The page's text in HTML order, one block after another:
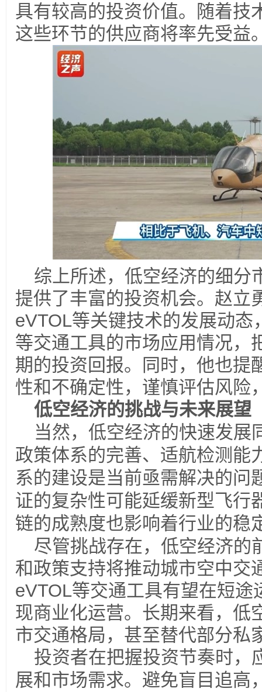
具有较高的投资价值。随着技
这些环节的供应商将率先受益
综上所述，低空经济的细分
提供了丰富的投资机会。赵立
eVTOL等关键技术的发展动态
等交通工具的市场应用情况，
期的投资回报。同时，他也提
性和不确定性，谨慎评估风险
低空经济的挑战与未来展望
当然，低空经济的快速发展
政策体系的完善、适航检测能
系的建设是当前亟需解决的问
证的复杂性可能延缓新型飞行
链的成熟度也影响着行业的稳
尽管挑战存在，低空经济的
和政策支持将推动城市空中交
eVTOL等交通工具有望在短途
现商业化运营。长期来看，低
市交通格局，甚至替代部分私
投资者在把握投资节奏时，
展和市场需求。避免盲目追高